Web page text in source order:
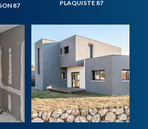
87 PLAQUISTE 87